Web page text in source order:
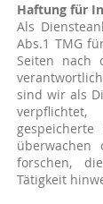
Haftung für
Als
Abs.1 TMG
Seiten nach
sind wir als
überwachen
forschen,
Tätigkeit